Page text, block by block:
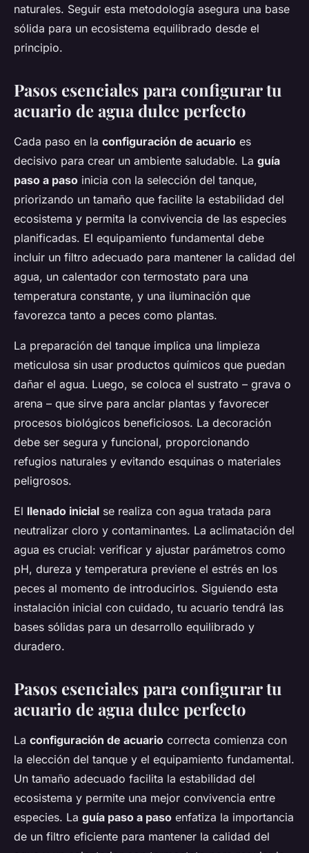
naturales. Seguir esta metodología asegura una base
sólida para un ecosistema equilibrado desde el
principio.
Pasos esenciales para configurar tu
acuario de agua dulce perfecto
Cada paso en la configuración de acuario es
decisivo para crear un ambiente saludable. La guía
paso a paso inicia con la selección del tanque,
priorizando un tamaño que facilite la estabilidad del
ecosistema y permita la convivencia de las especies
planificadas. El equipamiento fundamental debe
incluir un filtro adecuado para mantener la calidad del
agua, un calentador con termostato para una
temperatura constante, y una iluminación que
favorezca tanto a peces como plantas.
La preparación del tanque implica una limpieza
meticulosa sin usar productos químicos que puedan
dañar el agua. Luego, se coloca el sustrato – grava o
arena – que sirve para anclar plantas y favorecer
procesos biológicos beneficiosos. La decoración
debe ser segura y funcional, proporcionando
refugios naturales y evitando esquinas o materiales
peligrosos.
El llenado inicial se realiza con agua tratada para
neutralizar cloro y contaminantes. La aclimatación del
agua es crucial: verificar y ajustar parámetros como
pH, dureza y temperatura previene el estrés en los
peces al momento de introducirlos. Siguiendo esta
instalación inicial con cuidado, tu acuario tendrá las
bases sólidas para un desarrollo equilibrado y
duradero.
Pasos esenciales para configurar tu
acuario de agua dulce perfecto
La configuración de acuario correcta comienza con
la elección del tanque y el equipamiento fundamental.
Un tamaño adecuado facilita la estabilidad del
ecosistema y permite una mejor convivencia entre
especies. La guía paso a paso enfatiza la importancia
de un filtro eficiente para mantener la calidad del